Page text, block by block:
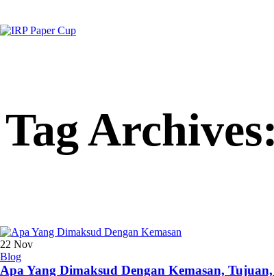
Tag
22 Nov
Blog
Apa Yang Dimaksud Dengan Kemasan,